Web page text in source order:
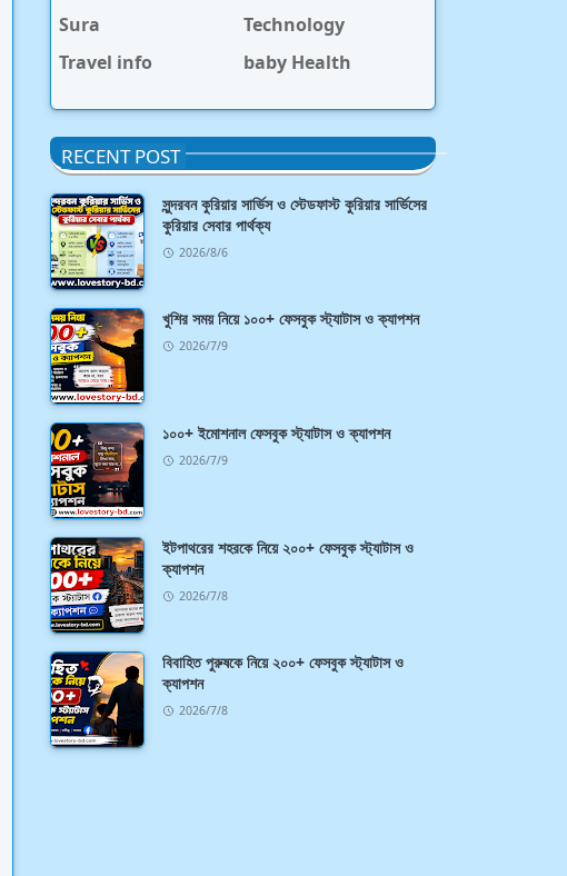
Sura
Technology
Travel info
baby Health
RECENT POST
সুন্দরবন কুরিয়ার সার্ভিস ও স্টেডফাস্ট কুরিয়ার সার্ভিসের
কুরিয়ার সেবার পার্থক্য
2026/8/6
খুশির সময় নিয়ে ১০০+ ফেসবুক স্ট্যাটাস ও ক্যাপশন
2026/7/9
১০০+ ইমোশনাল ফেসবুক স্ট্যাটাস ও ক্যাপশন
2026/7/9
ইটপাথরের শহরকে নিয়ে ২০০+ ফেসবুক স্ট্যাটাস ও
ক্যাপশন
2026/7/8
বিবাহিত পুরুষকে নিয়ে ২০০+ ফেসবুক স্ট্যাটাস ও
ক্যাপশন
2026/7/8